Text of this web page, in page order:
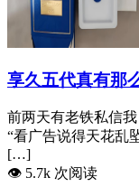
享久五代真有那
前两天有老铁私信
“看广告说得天花乱
[…]
👁️ 5.7k 次阅读